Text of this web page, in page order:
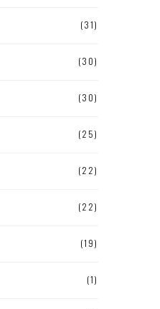
(31)
(30)
(30)
(25)
(22)
(22)
(19)
(1)